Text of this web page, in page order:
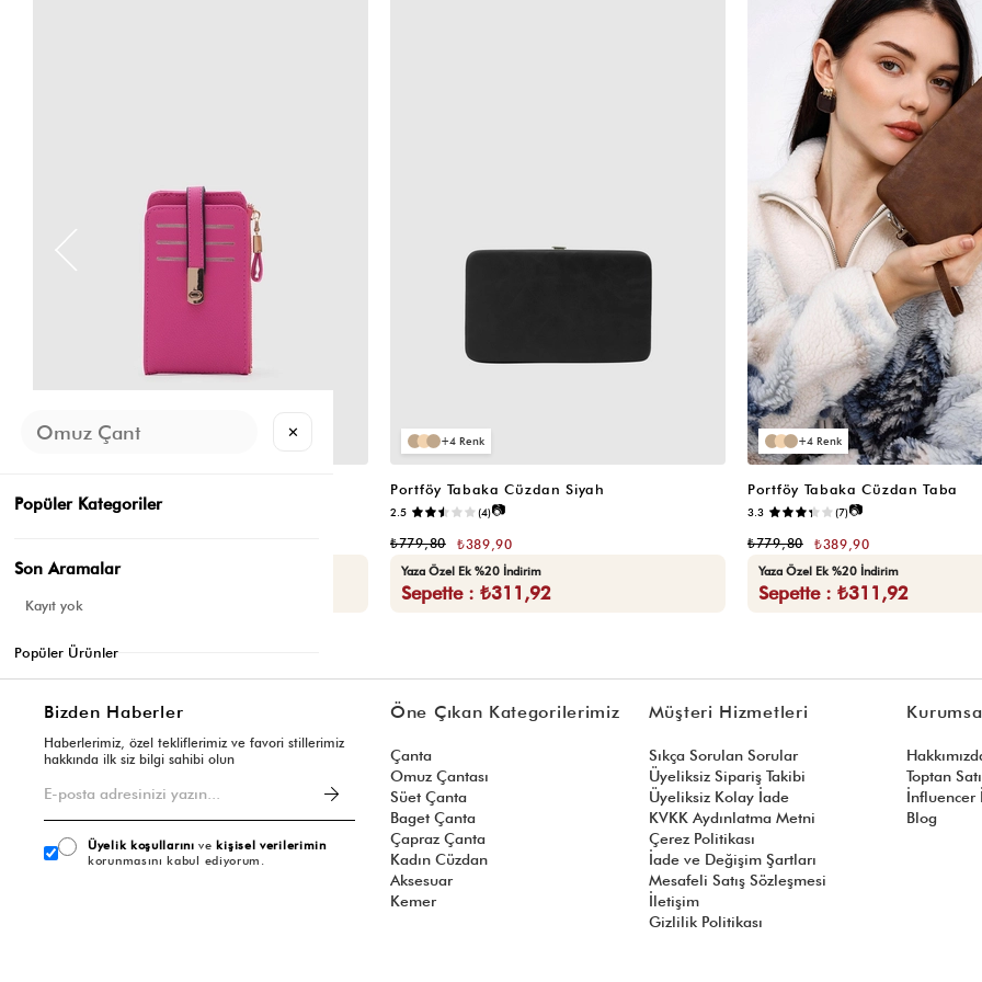
3.8 (6)📷
Yaza Özel Ek %20 İndirim
4
Portföy Tabaka Cüzdan Siyah
2.5 (4)📷
₺389,90
₺779,80
Yaza Özel Ek %20 İndirim
Sepette : ₺311,92
4
Portföy Tabaka Cüzdan Taba
3.3 (7)📷
₺389,90
₺779,80
Yaza Özel Ek %20 İndirim
Sepette : ₺311,92
Bizden Haberler
Haberlerimiz, özel tekliflerimiz ve favori stillerimiz
hakkında ilk siz bilgi sahibi olun
Üyelik koşullarını vekişisel verilerimin
korunmasını kabul ediyorum.
Öne Çıkan Kategorilerimiz
Çanta
Omuz Çantası
Süet Çanta
Baget Çanta
Çapraz Çanta
Kadın Cüzdan
Aksesuar
Kemer
Müşteri Hizmetleri
Sıkça Sorulan Sorular
Üyeliksiz Sipariş Takibi
Üyeliksiz Kolay İade
KVKK Aydınlatma Metni
Çerez Politikası
İade ve Değişim Şartları
Mesafeli Satış Sözleşmesi
İletişim
Gizlilik Politikası
Toptan
İnfluencer
Blog
✕
Popüler Kategoriler
Son Aramalar
Kayıt yok
Popüler Ürünler